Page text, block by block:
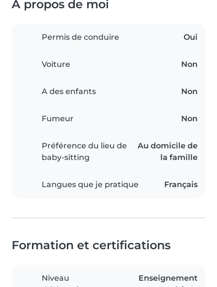
À propos de moi
Permis de conduire Oui
Voiture Non
A des enfants Non
Fumeur Non
Préférence du lieu de
baby-sitting
Au domicile de
la famille
Langues que je pratique Français
Formation et certifications
Niveau
Enseignement